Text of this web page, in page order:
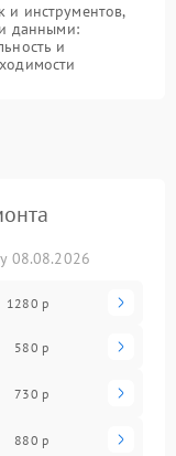
и инструментов,
данными:
и
08.08.2026
1280 р
580 р
730 р
880 р